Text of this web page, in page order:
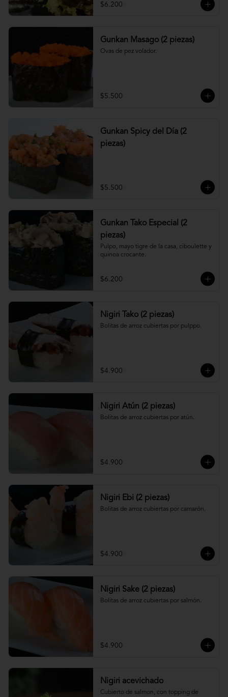
$6.200
Gunkan Masago (2 piezas)
Ovas de pez volador.
$5.500
Gunkan Spicy del Día (2
piezas)
$5.500
Gunkan Tako Especial (2
piezas)
Pulpo, mayo tigre de la casa, ciboulette y
quinoa crocante.
$6.200
Nigiri Tako (2 piezas)
Bolitas de arroz cubiertas por pulppo.
$4.900
Nigiri Atún (2 piezas)
Bolitas de arroz cubiertas por atún.
$4.900
Nigiri Ebi (2 piezas)
Bolitas de arroz cubiertas por camarón.
$4.900
Nigiri Sake (2 piezas)
Bolitas de arroz cubiertas por salmón.
$4.900
Nigiri acevichado
Cubierto de salmon, con topping de